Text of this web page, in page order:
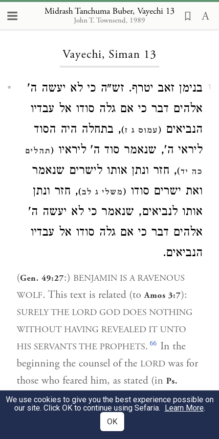
Midrash Tanchuma Buber, Vayechi 13
John T. Townsend, 1989
Loading...
Vayechi, Siman 13
1
בנימן זאב יטרף. זש"ה כי לא יעשה ה'
אלהים דבר כי אם גלה סודו אל עבדיו
הנביאים (עמוס ג ז), בתחלה היה הסוד
ליראי ה', שנאמר סוד ה' ליראיו (תהלים
כה יד), חזר ונתן אותו לישרים שנאמר
ואת ישרים סודו (משלי ג לב), חזר ונתן
אותו לנביאים, שנאמר כי לא יעשה ה'
אלהים דבר כי אם גלה סודו אל עבדיו
הנביאים.
(Gen. 49:27:) BENJAMIN IS A RAVENOUS
WOLF. This text is related (toAmos 3:7):
SURELY THE LORD GOD DOES NOTHING
WITHOUT HAVING REVEALED IT UNTO
HIS SERVANTS THE PROPHETS. 66 In the
beginning the counsel of the LORD was for
those who feared him, as stated (in Ps.
25:14):THE COUNSEL OF THE LORD IS
FOR THOSE WHO FEAR HIM . Later he gave
it to the upright, as stated (in
We use cookies to give you the best experience possible on
our site. Click OK to continue using Sefaria. Learn More.
OK